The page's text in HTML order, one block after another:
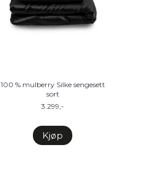
100 % mulberry Silke sengesett
sort
3.299,-
Kjøp